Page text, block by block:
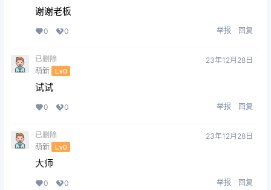
谢谢老板
0 0 举报 回复
已删除
萌新 Lv0
23年12月28日
试试
0 0 举报 回复
已删除
萌新 Lv0
23年12月28日
大师
0 0 举报 回复